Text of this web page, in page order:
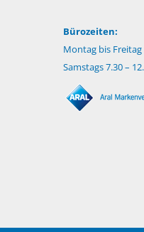
Bürozeiten:
Montag bis Freitag
Samstags 7.30 –